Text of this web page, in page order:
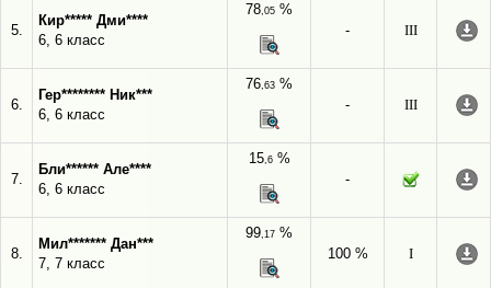
5.
Кир***** Дми****
6, 6 класс
78,05 %
-
III
6.
Гер******** Ник***
6, 6 класс
76,63 %
-
III
7.
Бли****** Але****
6, 6 класс
15,6%
-
8.
Мил******* Дан***
7, 7 класс
99,17 %
100 %
I